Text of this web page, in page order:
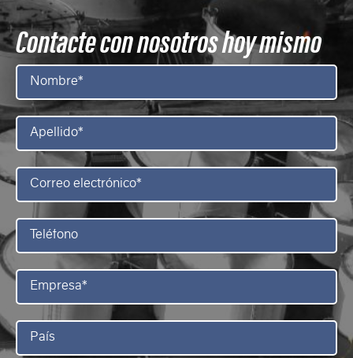
Contacte con nosotros hoy mismo
Nombre
Apellido
Correo
electrónico
*
Teléfono
Empresa
País